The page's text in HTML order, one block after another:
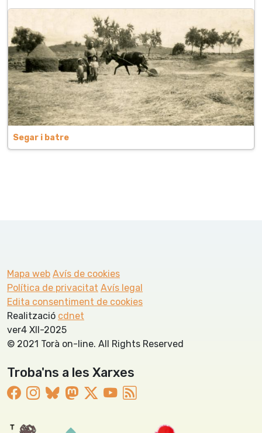
Segar i batre
Mapa web Avís de cookies
Política de privacitat Avís legal
Edita consentiment de cookies
Realització cdnet
ver4 XII-2025
© 2021 Torà on-line. All Rights Reserved
Troba'ns a les Xarxes